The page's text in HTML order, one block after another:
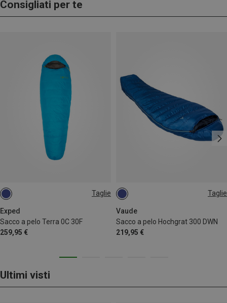
Consigliati per te
Taglie
Exped
Sacco a pelo Terra 0C 30F
259,95 €
MAX. 195CM
MAX. 180CM | LEFT
MAX. 195CM | LEFT
Taglie
Vaude
Sacco a pelo Hochgrat 300 DWN
219,95 €
MAX. 185CM | LEFT
Ultimi visti